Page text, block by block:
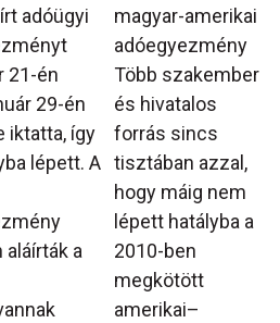
magyar-amerikai
adóegyezmény
Több szakember
és hivatalos
forrás sincs
tisztában azzal,
hogy máig nem
lépett hatályba a
2010-ben
megkötött
amerikai–
adóügyi
21-én
29-én
iktatta, így
lépett. A
a